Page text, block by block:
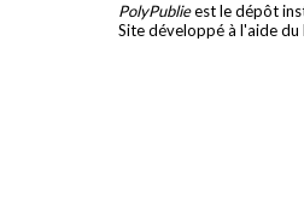
PolyPublieest le dépôt
Site développé à l'aide du